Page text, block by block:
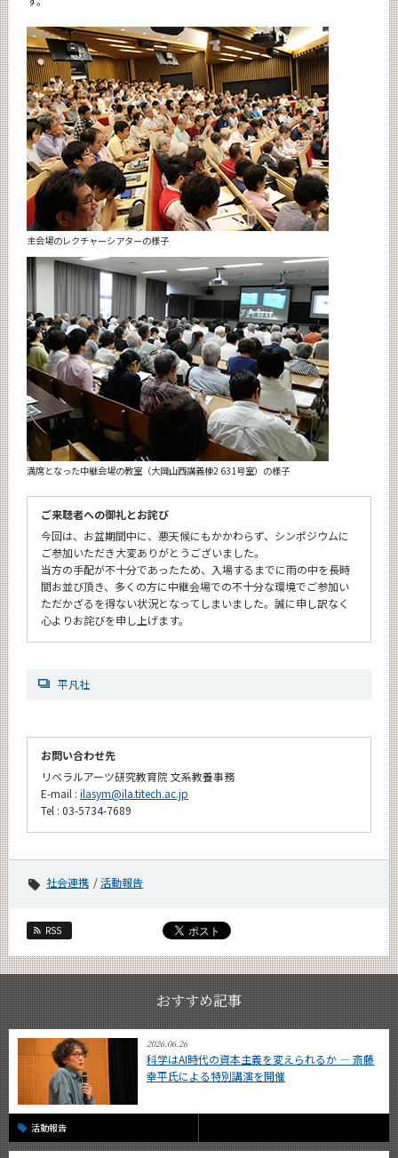
主会場のレクチャーシアターの様子
満席となった中継会場の教室（大岡山西講義棟2 631号室）の様子
ご来聴者への御礼とお詫び
今回は、お盆期間中に、悪天候にもかかわらず、シンポジウムに
ご参加いただき大変ありがとうございました。
当方の手配が不十分であったため、入場するまでに雨の中を長時
間お並び頂き、多くの方に中継会場での不十分な環境でご参加い
ただかざるを得ない状況となってしまいました。誠に申し訳なく
心よりお詫びを申し上げます。
平凡社
お問い合わせ先
リベラルアーツ研究教育院 文系教養事務
E-mail : ilasym@ila.titech.ac.jp
Tel : 03-5734-7689
社会連携 活動報告
RSS
おすすめ記事
2026.06.26
科学はAI時代の資本主義を変えられるか ― 斎藤
幸平氏による特別講演を開催
活動報告